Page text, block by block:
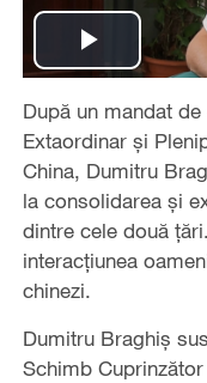
Play
Video
După un mandat
Extaordinar și
China, Dumitru
la consolidarea și
dintre cele două
interacțiunea
chinezi.
Dumitru Braghiș
Schimb